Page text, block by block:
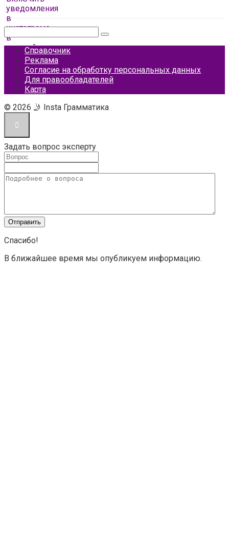
Справочник
Реклама
Согласие на обработку персональных данных
Для правообладателей
Карта
© 2026 🤳 Insta Грамматика
Задать вопрос эксперту
Спасибо!
В ближайшее время мы опубликуем информацию.